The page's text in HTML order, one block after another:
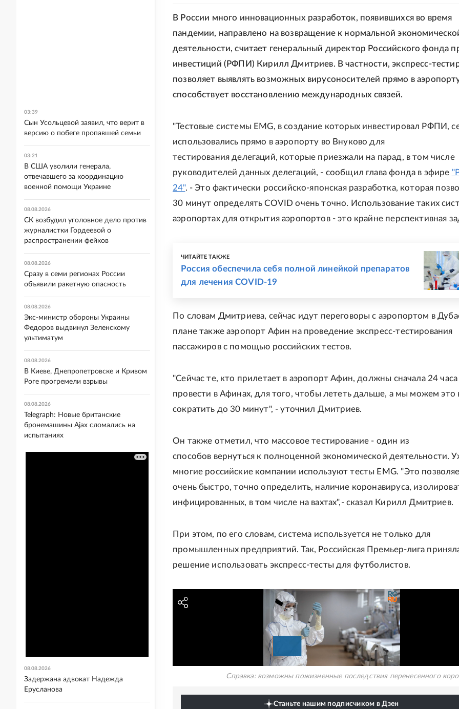
В России много инновационных разработок, появившихся во время
пандемии, направлено на возвращение к нормальной
деятельности, считает генеральный директор Российского фонда
инвестиций (РФПИ) Кирилл Дмитриев. В частности, экспресс-
позволяет выявлять возможных вирусоносителей прямо в
способствует восстановлению международных связей.
"Тестовые системы EMG, в создание которых инвестировал РФПИ,
использовались прямо в аэропорту во Внуково для
тестирования делегаций, которые приезжали на парад, в том числе
руководителей данных делегаций, - сообщил глава фонда в эфире
24". - Это фактически российско-японская разработка, которая
30 минут определять COVID очень точно. Использование таких
аэропортах для открытия аэропортов - это крайне перспективная
ЧИТАЙТЕ ТАКЖЕ
Россия обеспечила себя полной линейкой препаратов
для лечения COVID-19
По словам Дмитриева, сейчас идут переговоры с аэропортом в
плане также аэропорт Афин на проведение экспресс-тестирования
пассажиров с помощью российских тестов.
"Сейчас те, кто прилетает в аэропорт Афин, должны сначала 24 часа
провести в Афинах, для того, чтобы лететь дальше, а мы можем это
сократить до 30 минут", - уточнил Дмитриев.
Он также отметил, что массовое тестирование - один из
способов вернуться к полноценной экономической деятельности.
многие российские компании используют тесты EMG. "Это
очень быстро, точно определить, наличие коронавируса,
инфицированных, в том числе на вахтах",- сказал Кирилл Дмитриев.
При этом, по его словам, система используется не только для
промышленных предприятий. Так, Российская Премьер-лига
решение использовать экспресс-тесты для футболистов.
Справка: возможны пожизненные последствия перенесенного
Станьте нашим подписчиком в Дзен
03:39
Сын Усольцевой заявил, что верит в
версию о побеге пропавшей семьи
03:21
В США уволили генерала,
отвечавшего за координацию
военной помощи Украине
08.08.2026
СК возбудил уголовное дело против
журналистки Гордеевой о
распространении фейков
08.08.2026
Сразу в семи регионах России
объявили ракетную опасность
08.08.2026
Экс-министр обороны Украины
Федоров выдвинул Зеленскому
ультиматум
08.08.2026
В Киеве, Днепропетровске и Кривом
Роге прогремели взрывы
08.08.2026
Telegraph: Новые британские
бронемашины Ajax сломались на
испытаниях
08.08.2026
Задержана адвокат Надежда
Ерусланова